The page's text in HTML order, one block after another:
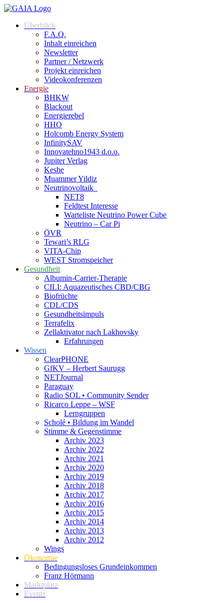
Überblick
F.A.Q.
Inhalt einreichen
Newsletter
Partner / Netzwerk
Projekt einreichen
Videokonferenzen
Energie
BHKW
Blackout
Energierebel
HHO
Holcomb Energy System
InfinitySAV
Innovatehno1943 d.o.o.
Jupiter Verlag
Keshe
Muammer Yildiz
Neutrinovoltaik
NET8
Feldtest Interesse
Warteliste Neutrino Power Cube
Neutrino – Car Pi
ÖVR
Tewari’s RLG
VITA-Chip
WEST Stromspeicher
Gesundheit
Albumin-Carrier-Therapie
CILI: Aquazeutisches CBD/CBG
Biofrüchte
CDL/CDS
Gesundheitsimpuls
Terrafelix
Zellaktivator nach Lakhovsky
Erfahrungen
Wissen
ClearPHONE
GfKV – Herbert Saurugg
NETJournal
Paraguay
Radio SOL • Community Sender
Ricarco Leppe – WSF
Lerngruppen
Scholé • Bildung im Wandel
Stimme & Gegenstimme
Archiv 2023
Archiv 2022
Archiv 2021
Archiv 2020
Archiv 2019
Archiv 2018
Archiv 2017
Archiv 2016
Archiv 2015
Archiv 2014
Archiv 2013
Archiv 2012
Wings
Ökonomie
Bedingungsloses Grundeinkommen
Franz Hörmann
Marktplatz
Events